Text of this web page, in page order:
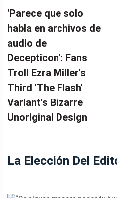
'Parece que solo
habla en archivos de
audio de
Decepticon': Fans
Troll Ezra Miller's
Third 'The Flash'
Variant's Bizarre
Unoriginal Design
La Elección Del